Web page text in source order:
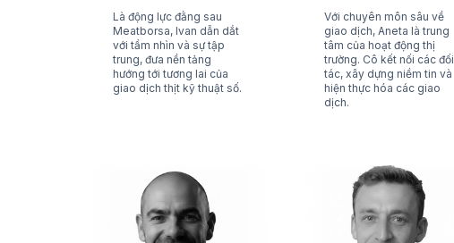
Là động lực đằng sau
Meatborsa, Ivan dẫn dắt
với tầm nhìn và sự tập
trung, đưa nền tảng
hướng tới tương lai của
giao dịch thịt kỹ thuật số.
Với chuyên môn sâu về
giao dịch, Aneta là trung
tâm của hoạt động thị
trường. Cô kết nối các đối
tác, xây dựng niềm tin và
hiện thực hóa các giao
dịch.